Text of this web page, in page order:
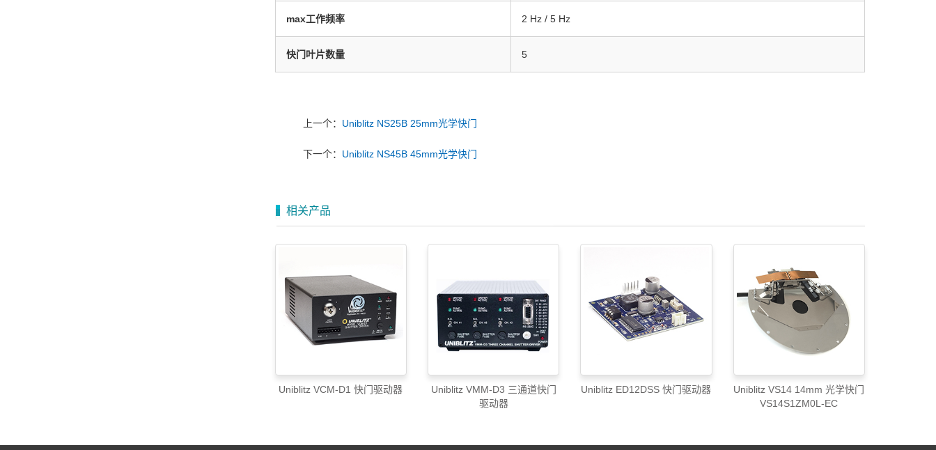
max工作频率 2 Hz / 5 Hz
快门叶片数量 5
上一个： Uniblitz NS25B 25mm光学快门
下一个： Uniblitz NS45B 45mm光学快门
相关产品
Uniblitz VCM-D1 快门驱动器
Uniblitz VMM-D3 三通道快门
驱动器
Uniblitz ED12DSS 快门驱动器
Uniblitz VS14 14mm 光学快门
VS14S1ZM0L-EC